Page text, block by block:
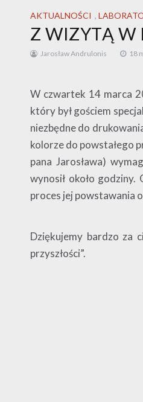
AKTUALNOŚCI ,
Z WIZYTĄ W
Jarosław Andrulonis 18
W czwartek 14 marca
który był gościem
niezbędne do
kolorze do powstałego
pana Jarosława)
wynosił około
proces jej powstawania
Dziękujemy bardzo za
przyszłości”.